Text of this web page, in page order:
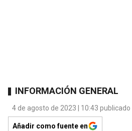
INFORMACIÓN GENERAL
4 de agosto de 2023 | 10:43
Añadir como fuente en